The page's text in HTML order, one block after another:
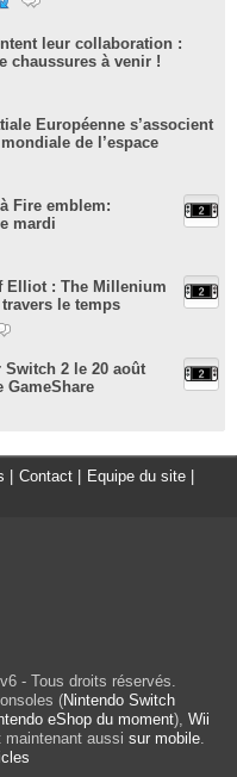
leur collaboration :
chaussures à venir !
Européenne s’associent
de l’espace
Fire emblem:
mardi
Elliot : The Millenium
le temps
2 le 20 août
GameShare
Contact Equipe du site
- Tous droits réservés.
(Nintendo Switch
eShop du moment), Wii
maintenant aussi sur mobile.